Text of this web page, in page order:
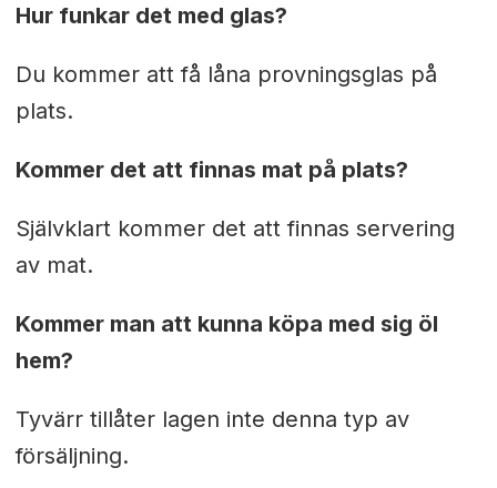
Hur funkar det med glas?
Du kommer att få låna provningsglas på
plats.
Kommer det att finnas mat på plats?
Självklart kommer det att finnas servering
av mat.
Kommer man att kunna köpa med sig öl
hem?
Tyvärr tillåter lagen inte denna typ av
försäljning.